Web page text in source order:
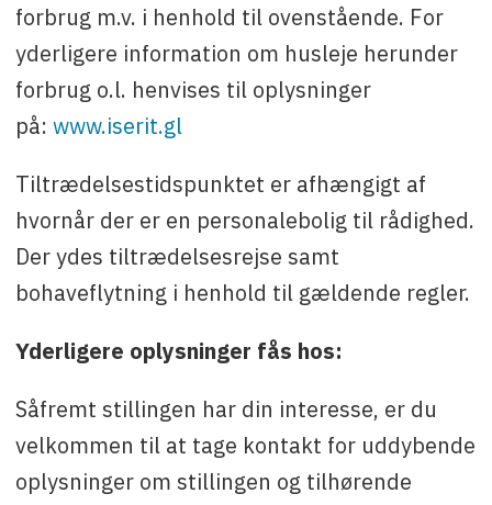
forbrug m.v. i henhold til ovenstående. For
yderligere information om husleje herunder
forbrug o.l. henvises til oplysninger
på: www.iserit.gl
Tiltrædelsestidspunktet er afhængigt af
hvornår der er en personalebolig til rådighed.
Der ydes tiltrædelsesrejse samt
bohaveflytning i henhold til gældende regler.
Yderligere oplysninger fås hos:
Såfremt stillingen har din interesse, er du
velkommen til at tage kontakt for uddybende
oplysninger om stillingen og tilhørende